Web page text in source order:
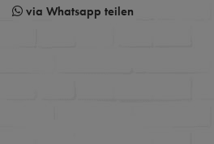
via Whatsapp teilen